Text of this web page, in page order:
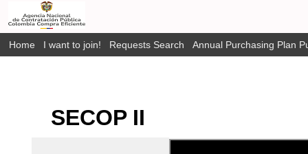
Home I want to join! Requests Search Annual Purchasing Plan
SECOP II